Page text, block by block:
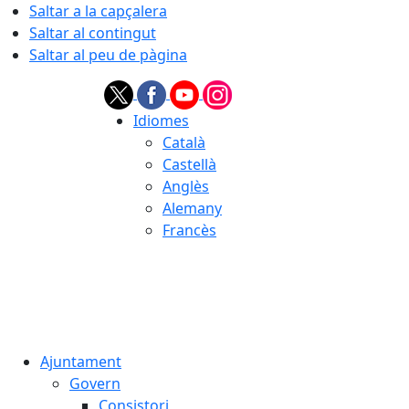
Saltar a la capçalera
Saltar al contingut
Saltar al peu de pàgina
Idiomes
Català
Castellà
Anglès
Alemany
Francès
Ajuntament
Govern